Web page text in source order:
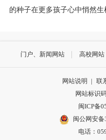
的种子在更多孩子心中悄然生
门户、新闻网站 高校网站
网站说明 | 联
网站标识
闽ICP备
闽公网安备
电话：